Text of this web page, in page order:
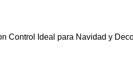
Control Ideal para Navidad y